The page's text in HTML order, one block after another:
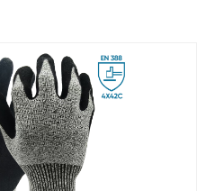
紧急分离护指PU手套